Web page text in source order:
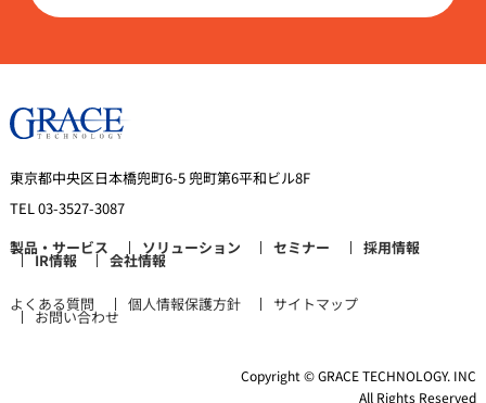
東京都中央区日本橋兜町6-5 兜町第6平和ビル8F
TEL 03-3527-3087
製品・サービス
ソリューション セミナー 採用情報
IR情報 会社情報
よくある質問 個人情報保護方針 サイトマップ
お問い合わせ
Copyright © GRACE TECHNOLOGY. INC
All Rights Reserved